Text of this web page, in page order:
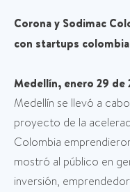
Corona y Sodimac
con startups
Medellín, enero 29 de
Medellín se llevó a
proyecto de la
Colombia
mostró al público en
inversión,